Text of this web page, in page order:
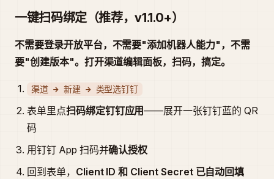
一键扫码绑定（推荐，v1.1.0+）
不需要登录开放平台，不需要"添加机器人能力"，不需
要"创建版本"。打开渠道编辑面板，扫码，搞定。
渠道 → 新建 → 类型选钉钉
表单里点扫码绑定钉钉应用——展开一张钉钉蓝的 QR
码
用钉钉 App 扫码并确认授权
回到表单， Client ID 和 Client Secret 已自动回填